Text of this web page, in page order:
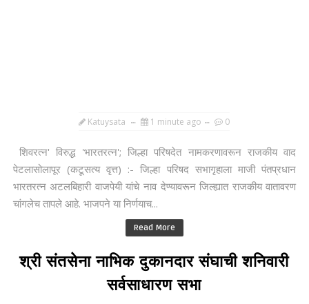
Katuysata 1 minute ago 0
शिवरत्न' विरुद्ध 'भारतरत्न'; जिल्हा परिषदेत नामकरणावरून राजकीय वाद
पेटलासोलापूर (कटूसत्य वृत्त) :- जिल्हा परिषद सभागृहाला माजी पंतप्रधान
भारतरत्न अटलबिहारी वाजपेयी यांचे नाव देण्यावरून जिल्ह्यात राजकीय वातावरण
चांगलेच तापले आहे. भाजपने या निर्णयाच...
Read More
श्री संतसेना नाभिक दुकानदार संघाची शनिवारी
सर्वसाधारण सभा